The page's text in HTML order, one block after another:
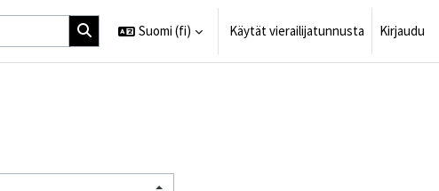
Suomi ‎(fi)‎ Käytät vierailijatunnusta Kirjaudu